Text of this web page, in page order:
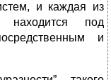
и каждая из
находится под
и